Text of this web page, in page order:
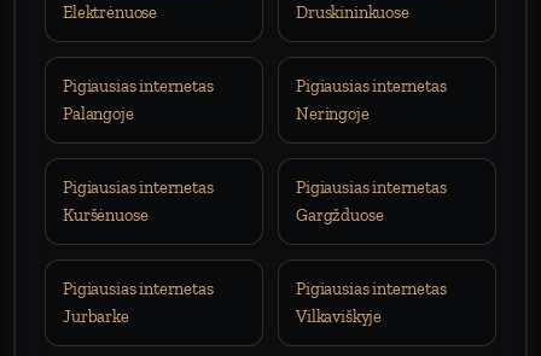
Elektrėnuose
Druskininkuose
Pigiausias internetas
Palangoje
Pigiausias internetas
Neringoje
Pigiausias internetas
Kuršėnuose
Pigiausias internetas
Gargžduose
Pigiausias internetas
Jurbarke
Pigiausias internetas
Vilkaviškyje